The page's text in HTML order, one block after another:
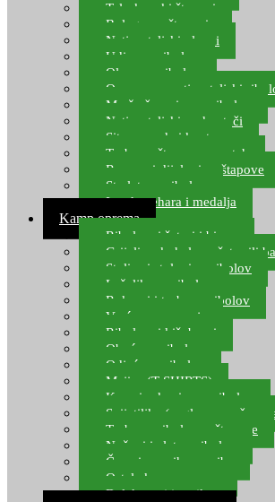
Teleskopski štapovi
Bolognese štapovi
Natjecateljski plovci
Udice za ribolov
Olovo za ribolov
Oprema za natjecateljski
Mreže čuvarice za ribolov
Natjecateljski podmetači
Sito, posude i kante
Torbe za štapove – match
Rezervni dijelovi za štapove
Starlete za ribolov
Izrada pehara i medalja
Kamp oprema
Ribolovni šatori i bivvy
Grijalice, kuhala za šator ili
Stolice i stolovi za ribolov
Ležaljke za ribolov
Ruksaci i torbe za ribolov
Vreće za spavanje
Ribolovni kišobrani
Obuća za ribolov
Odjeća za ribolov
Majice (T-SHIRTS)
Kape i rukavice za ribolov
Svijetiljke (naglavne, ručne,
Torbe za ribolovne štapove
Noževi i alat za ribolov
Čamci za prihranu ribe
Ostala kamp oprema
Dalekozori i optika